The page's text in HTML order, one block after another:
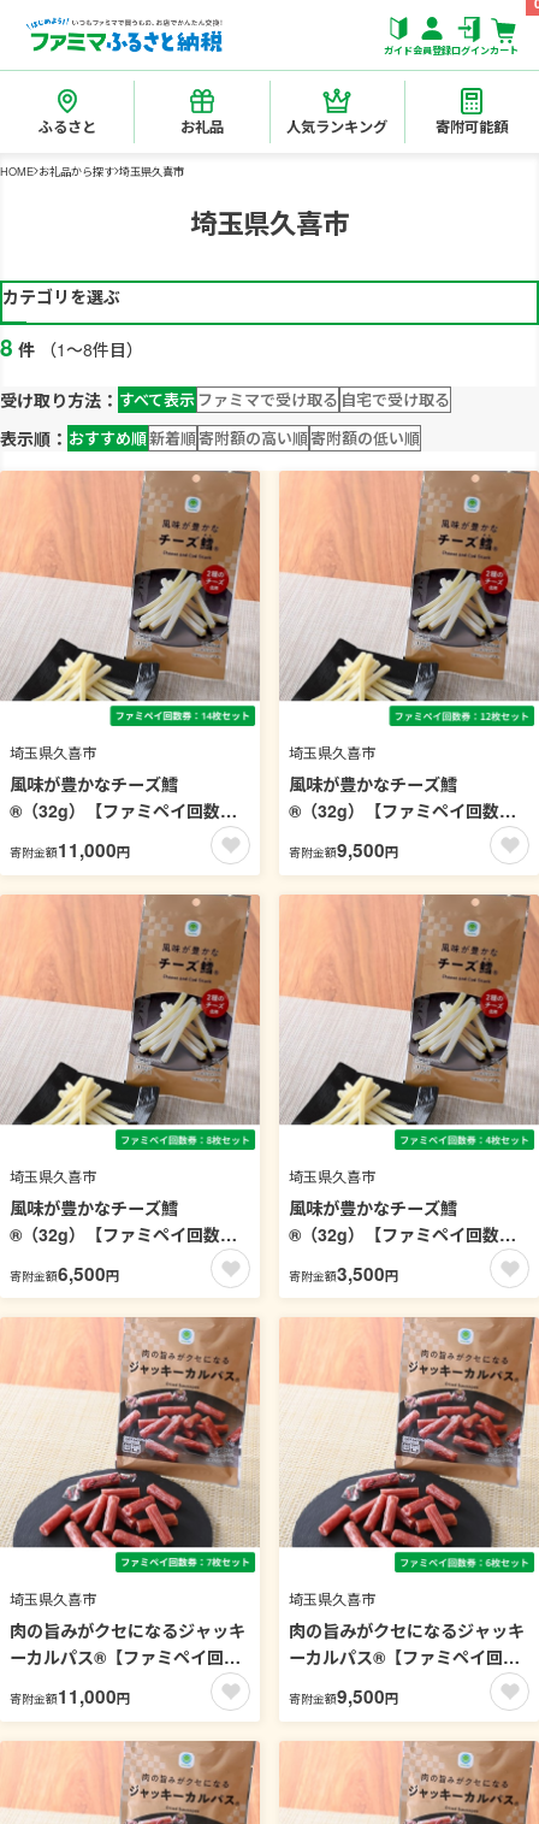
ガイド会員登録ログインカート
ふるさと お礼品 人気ランキング 寄附可能額
HOME お礼品から探す 埼玉県久喜市
埼玉県久喜市
カテゴリを選ぶ
8 件 （1～8件目）
受け取り方法： すべて表示ファミマで受け取る 自宅で受け取る
表示順： おすすめ順新着順寄附額の高い順寄附額の低い順
埼玉県久喜市
風味が豊かなチーズ鱈
®（32g）【ファミペイ回数券
寄附金額11,000円
埼玉県久喜市
風味が豊かなチーズ鱈
®（32g）【ファミペイ回数券
寄附金額9,500円
埼玉県久喜市
風味が豊かなチーズ鱈
®（32g）【ファミペイ回数券8
寄附金額6,500円
埼玉県久喜市
風味が豊かなチーズ鱈
®（32g）【ファミペイ回数券4
寄附金額3,500円
埼玉県久喜市
肉の旨みがクセになるジャッキ
ーカルパス®【ファミペイ回数
寄附金額11,000円
埼玉県久喜市
肉の旨みがクセになるジャッキ
ーカルパス®【ファミペイ回数
寄附金額9,500円